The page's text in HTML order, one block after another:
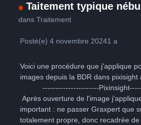
Taitement typique
dansTraitement
Posté(e)4 novembre 20241 a
Voici une procédure que j'applique
images depuis la BDR dans pixisight
----------------------
Après ouverture de l'image
important : ne passer Graxpert que
totalement propre, donc recadrée de